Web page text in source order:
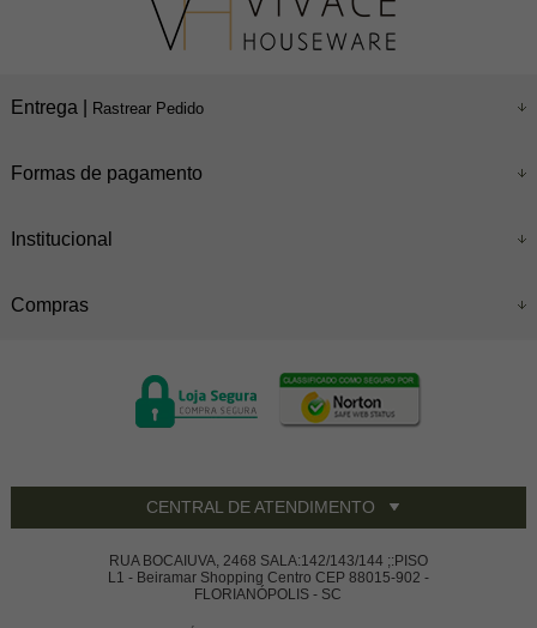
Entrega | Rastrear Pedido
Formas de pagamento
Institucional
Compras
CENTRAL DE ATENDIMENTO
RUA BOCAIUVA, 2468 SALA:142/143/144 ;:PISO
L1 - Beiramar Shopping Centro CEP 88015-902 -
FLORIANÓPOLIS - SC